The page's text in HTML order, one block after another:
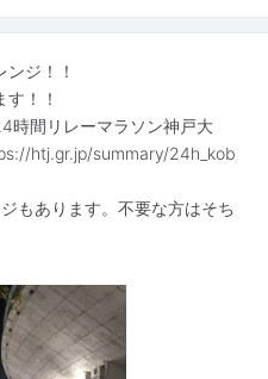
ジ！！
！！
時間リレーマラソン神戸大
htj.gr.jp/summary/24h_kob
もあります。不要な方はそち